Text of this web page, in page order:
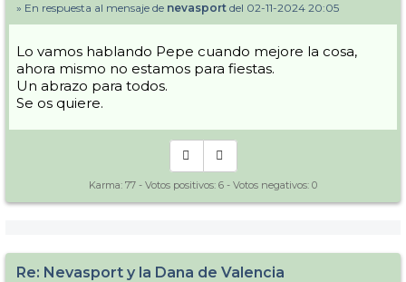
» En respuesta al mensaje de nevasport del 02-11-2024 20:05
Lo vamos hablando Pepe cuando mejore la cosa,
ahora mismo no estamos para fiestas.
Un abrazo para todos.
Se os quiere.
Karma: 77 - Votos positivos: 6 - Votos negativos: 0
Re: Nevasport y la Dana de Valencia